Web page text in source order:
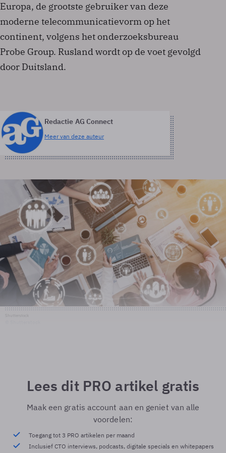
Europa, de grootste gebruiker van deze
moderne telecommunicatievorm op het
continent, volgens het onderzoeksbureau
Probe Group. Rusland wordt op de voet gevolgd
door Duitsland.
Redactie AG Connect
Meer van deze auteur
Lees dit PRO artikel gratis
Maak een gratis account aan en geniet van alle
voordelen:
Toegang tot 3 PRO artikelen per maand
Inclusief CTO interviews, podcasts, digitale specials en whitepapers